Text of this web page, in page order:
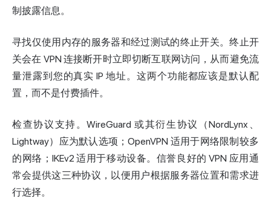
制披露信息。
寻找仅使用内存的服务器和经过测试的终止开关。终止开
关会在 VPN 连接断开时立即切断互联网访问，从而避免流
量泄露到您的真实 IP 地址。这两个功能都应该是默认配
置，而不是付费插件。
检查协议支持。WireGuard 或其衍生协议（NordLynx、
Lightway）应为默认选项；OpenVPN 适用于网络限制较多
的网络；IKEv2 适用于移动设备。信誉良好的 VPN 应用通
常会提供这三种协议，以便用户根据服务器位置和需求进
行选择。